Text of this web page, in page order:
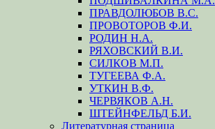
ПРАВДОЛЮБОВ В.С.
ПРОВОТОРОВ Ф.И.
РОДИН Н.А.
РЯХОВСКИЙ В.И.
СИЛКОВ М.П.
ТУГЕЕВА Ф.А.
УТКИН В.Ф.
ЧЕРВЯКОВ А.Н.
ШТЕЙНФЕЛЬД Б.И.
Литературная страница